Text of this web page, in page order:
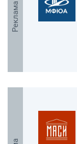
Реклама